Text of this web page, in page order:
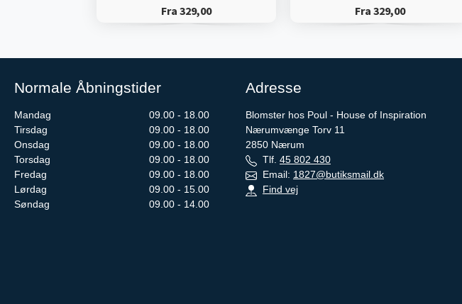
Fra 329,00 Fra 329,00
Normale Åbningstider
Mandag
09.00 - 18.00
Tirsdag
09.00 - 18.00
Onsdag
09.00 - 18.00
Torsdag
09.00 - 18.00
Fredag
09.00 - 18.00
Lørdag
09.00 - 15.00
Søndag
09.00 - 14.00
Adresse
Blomster hos Poul - House of Inspiration
Nærumvænge Torv 11
2850 Nærum
Tlf. 45 802 430
Email: 1827@butiksmail.dk
Find vej